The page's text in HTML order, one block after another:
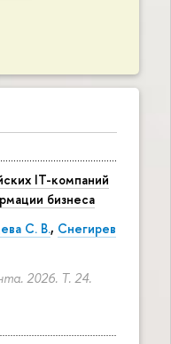
IT-компаний
бизнеса
С. В., Снегирев
2026. Т. 24.